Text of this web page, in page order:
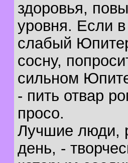
здоровья,
уровня. Если
слабый
сосну,
сильном
- пить отвар
просо.
Лучшие люди,
день, -